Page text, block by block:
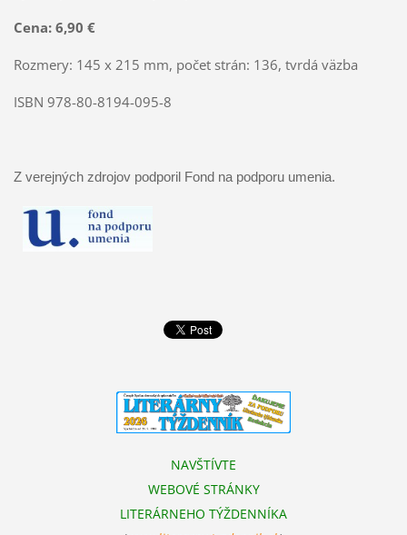
Cena: 6,90 €
Rozmery: 145 x 215 mm, počet strán: 136, tvrdá väzba
ISBN 978-80-8194-095-8
Z verejných zdrojov podporil Fond na podporu umenia.
NAVŠTÍVTE
WEBOVÉ STRÁNKY
LITERÁRNEHO TÝŽDENNÍKA